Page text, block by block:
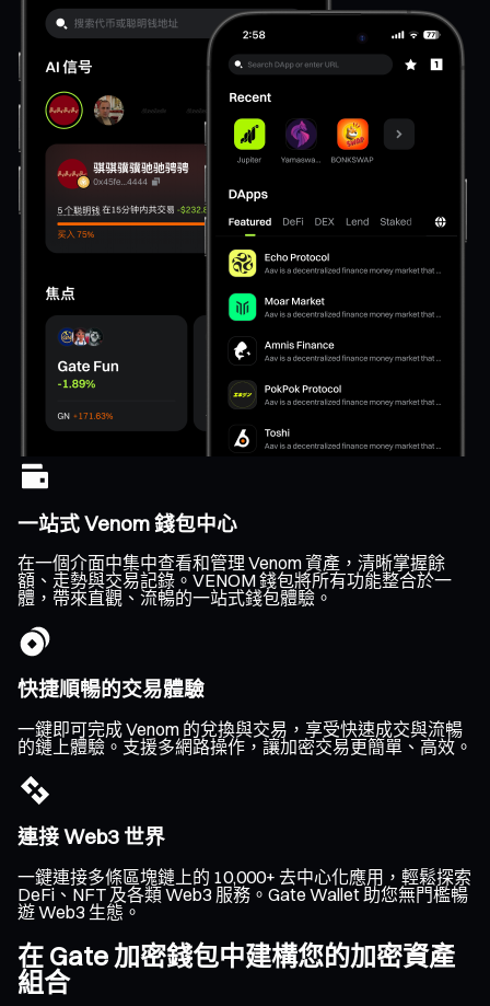
一站式 Venom 錢包中心
在一個介面中集中查看和管理 Venom 資產，清晰掌握餘
額、走勢與交易記錄。VENOM 錢包將所有功能整合於一
體，帶來直觀、流暢的一站式錢包體驗。
快捷順暢的交易體驗
一鍵即可完成 Venom 的兌換與交易，享受快速成交與流暢
的鏈上體驗。支援多網路操作，讓加密交易更簡單、高效。
連接 Web3 世界
一鍵連接多條區塊鏈上的 10,000+ 去中心化應用，輕鬆探索
DeFi、NFT 及各類 Web3 服務。Gate Wallet 助您無門檻暢
遊 Web3 生態。
在 Gate 加密錢包中建構您的加密資產
組合